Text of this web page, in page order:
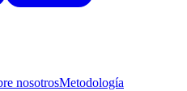
nosotrosMetodología